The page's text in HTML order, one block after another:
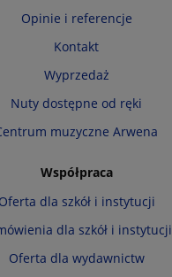
Opinie i referencje
Kontakt
Wyprzedaż
Nuty dostępne od ręki
muzyczne Arwena
Współpraca
Oferta dla szkół i instytucji
dla szkół i instytucji
Oferta dla wydawnictw